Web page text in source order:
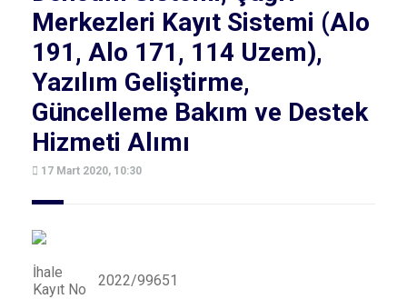
Merkezleri Kayıt Sistemi (Alo
191, Alo 171, 114 Uzem),
Yazılım Geliştirme,
Güncelleme Bakım ve Destek
Hizmeti Alımı
17 Mart 2020, 10:30
İhale
Kayıt No
2022/99651